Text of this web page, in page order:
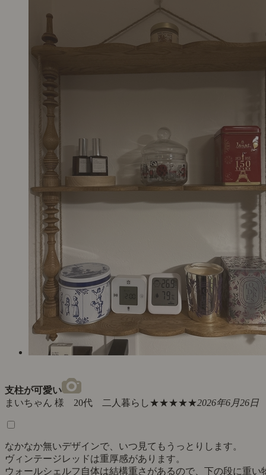
支柱が可愛い
まいちゃん 様 20代 二人暮らし★★★★★2026年6月26日
なかなか無いデザインで、いつ見てもうっとりします。
ヴィンテージレッドは重厚感があります。
ウォールシェルフ自体は結構重さがあるので、下の段に重い